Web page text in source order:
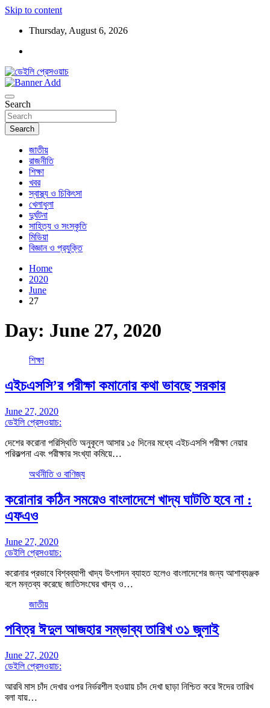
Skip to content
Thursday, August 6, 2026
ডেইলি প্রেসওয়াচ
Search
Search
জাতীয়
রাজনীতি
শিক্ষা
খবর
স্বাস্থ্য ও চিকিৎসা
খেলাধুলা
দুর্ঘটনা
সাহিত্য ও সংস্কৃতি
মিডিয়া
বিজ্ঞান ও প্রযুক্তি
Home
2020
June
27
Day: June 27, 2020
শিক্ষা
এইচএসসি’র পরীক্ষা কমানোর কথা ভাবছে সরকার
June 27, 2020
ডেইলি প্রেসওয়াচ:
দেশের করোনা পরিস্থিতি অনুকূলে আসার ১৫ দিনের মধ্যে এইচএসসি পরীক্ষা নেয়ার
পরিকল্পনা এবং পরীক্ষার সংখ্যা কমিয়ে…
অর্থনীতি ও বাণিজ্য
করোনার কঠিন সময়েও বাংলাদেশে খাদ্য ঘাটতি হবে না :
এফএও
June 27, 2020
ডেইলি প্রেসওয়াচ:
করোনার প্রভাবে বিশ্বব্যাপী খাদ্য উৎপাদন ব্যাহত হলেও বাংলাদেশের জন্য আশাব্যঞ্জক
বলে মন্তব্য করেছে জাতিসংঘের খাদ্য ও…
জাতীয়
পবিত্র ঈদুল আজহার সম্ভাব্য তারিখ ৩১ জুলাই
June 27, 2020
ডেইলি প্রেসওয়াচ:
আরবি মাস চাঁদ দেখার ওপর নির্ভরশীল হওয়ায় চাঁদ দেখা ছাড়া নিশ্চিত করে ঈদের তারিখ
বলা যায়…